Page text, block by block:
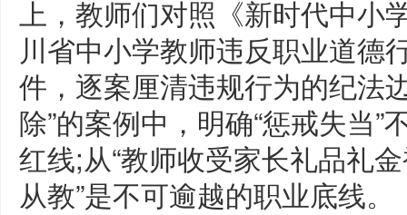
上，教师们对照《新时代中小
川省中小学教师违反职业道德
件，逐案厘清违规行为的纪法
除”的案例中，明确“惩戒失当
红线;从“教师收受家长礼品礼
从教”是不可逾越的职业底线。